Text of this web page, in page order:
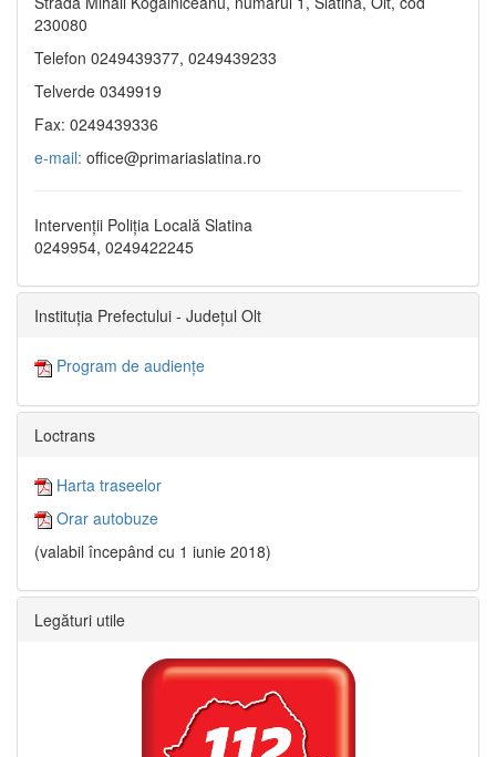
230080
Telefon 0249439377, 0249439233
Telverde 0349919
Fax: 0249439336
e-mail: office@primariaslatina.ro
Intervenții Poliția Locală Slatina
0249954, 0249422245
Instituția Prefectului - Județul Olt
Program de audiențe
Loctrans
Harta traseelor
Orar autobuze
(valabil începând cu 1 iunie 2018)
Legături utile